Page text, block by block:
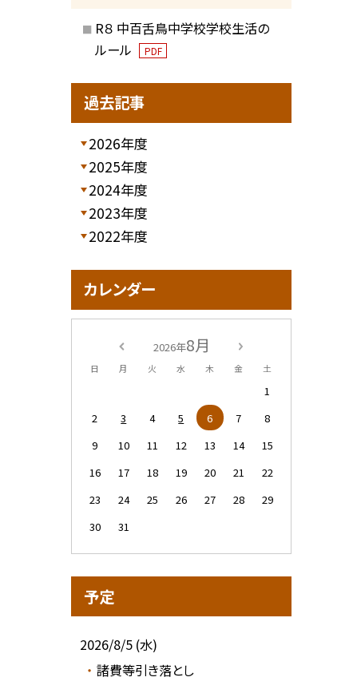
R８ 中百舌鳥中学校学校生活の
ルール
PDF
過去記事
2026年度
2025年度
2024年度
2023年度
2022年度
カレンダー
2026年8月
日 月 火 水 木 金 土
1
2
3 4 5 6 7
8
9
10 11 12 13 14
15
16
17 18 19 20 21
22
23
24 25 26 27 28
29
30
31
予定
2026/8/5 (水)
諸費等引き落とし